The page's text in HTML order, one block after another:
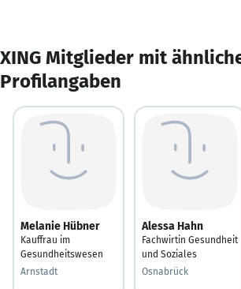
XING Mitglieder mit
Profilangaben
Melanie Hübner
Kauffrau im
Gesundheitswesen
Arnstadt
Alessa Hahn
Fachwirtin Gesundheit
und Soziales
Osnabrück